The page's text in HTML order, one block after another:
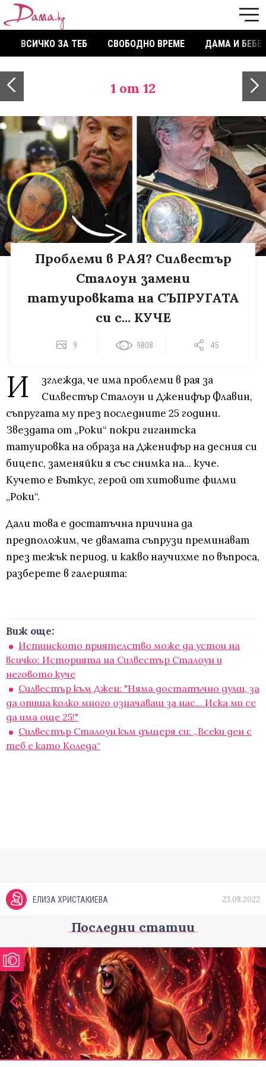
ВСИЧКО ЗА ТЕБ СВОБОДНО ВРЕМЕ ДАМА И БЕБЕ
1 от 12
Проблеми в РАЯ? Силвестър
Сталоун замени
татуировката на СЪПРУГАТА
си с... КУЧЕ
9 9808 45
И
зглежда, че има проблеми в рая за
Силвестър Сталоун и Дженифър Флавин,
съпругата му през последните 25 години.
Звездата от „Роки“ покри гигантска
татуировка на образа на Дженифър на десния си
бицепс, заменяйки я със снимка на... куче.
Кучето е Бъткус, герой от хитовите филми
„Роки“.
Дали това е достатъчна причина да
предположим, че двамата съпрузи преминават
през тежък период, и какво научихме по въпроса,
разберете в галерията:
Виж още:
Истинското приятелство може да устои на
всичко: Историята на Силвестър Сталоун и
неговото куче
Силвестър към Джен: "Няма достатъчно думи, за
да опиша колко много означаваш за нас... Иска ми се
да има още 25!"
Силвестър Сталоун към дъщеря си: „Всеки ден с
теб е като Коледа“
ЕЛИЗА ХРИСТАКИЕВА 23.08.2022
Последни статии